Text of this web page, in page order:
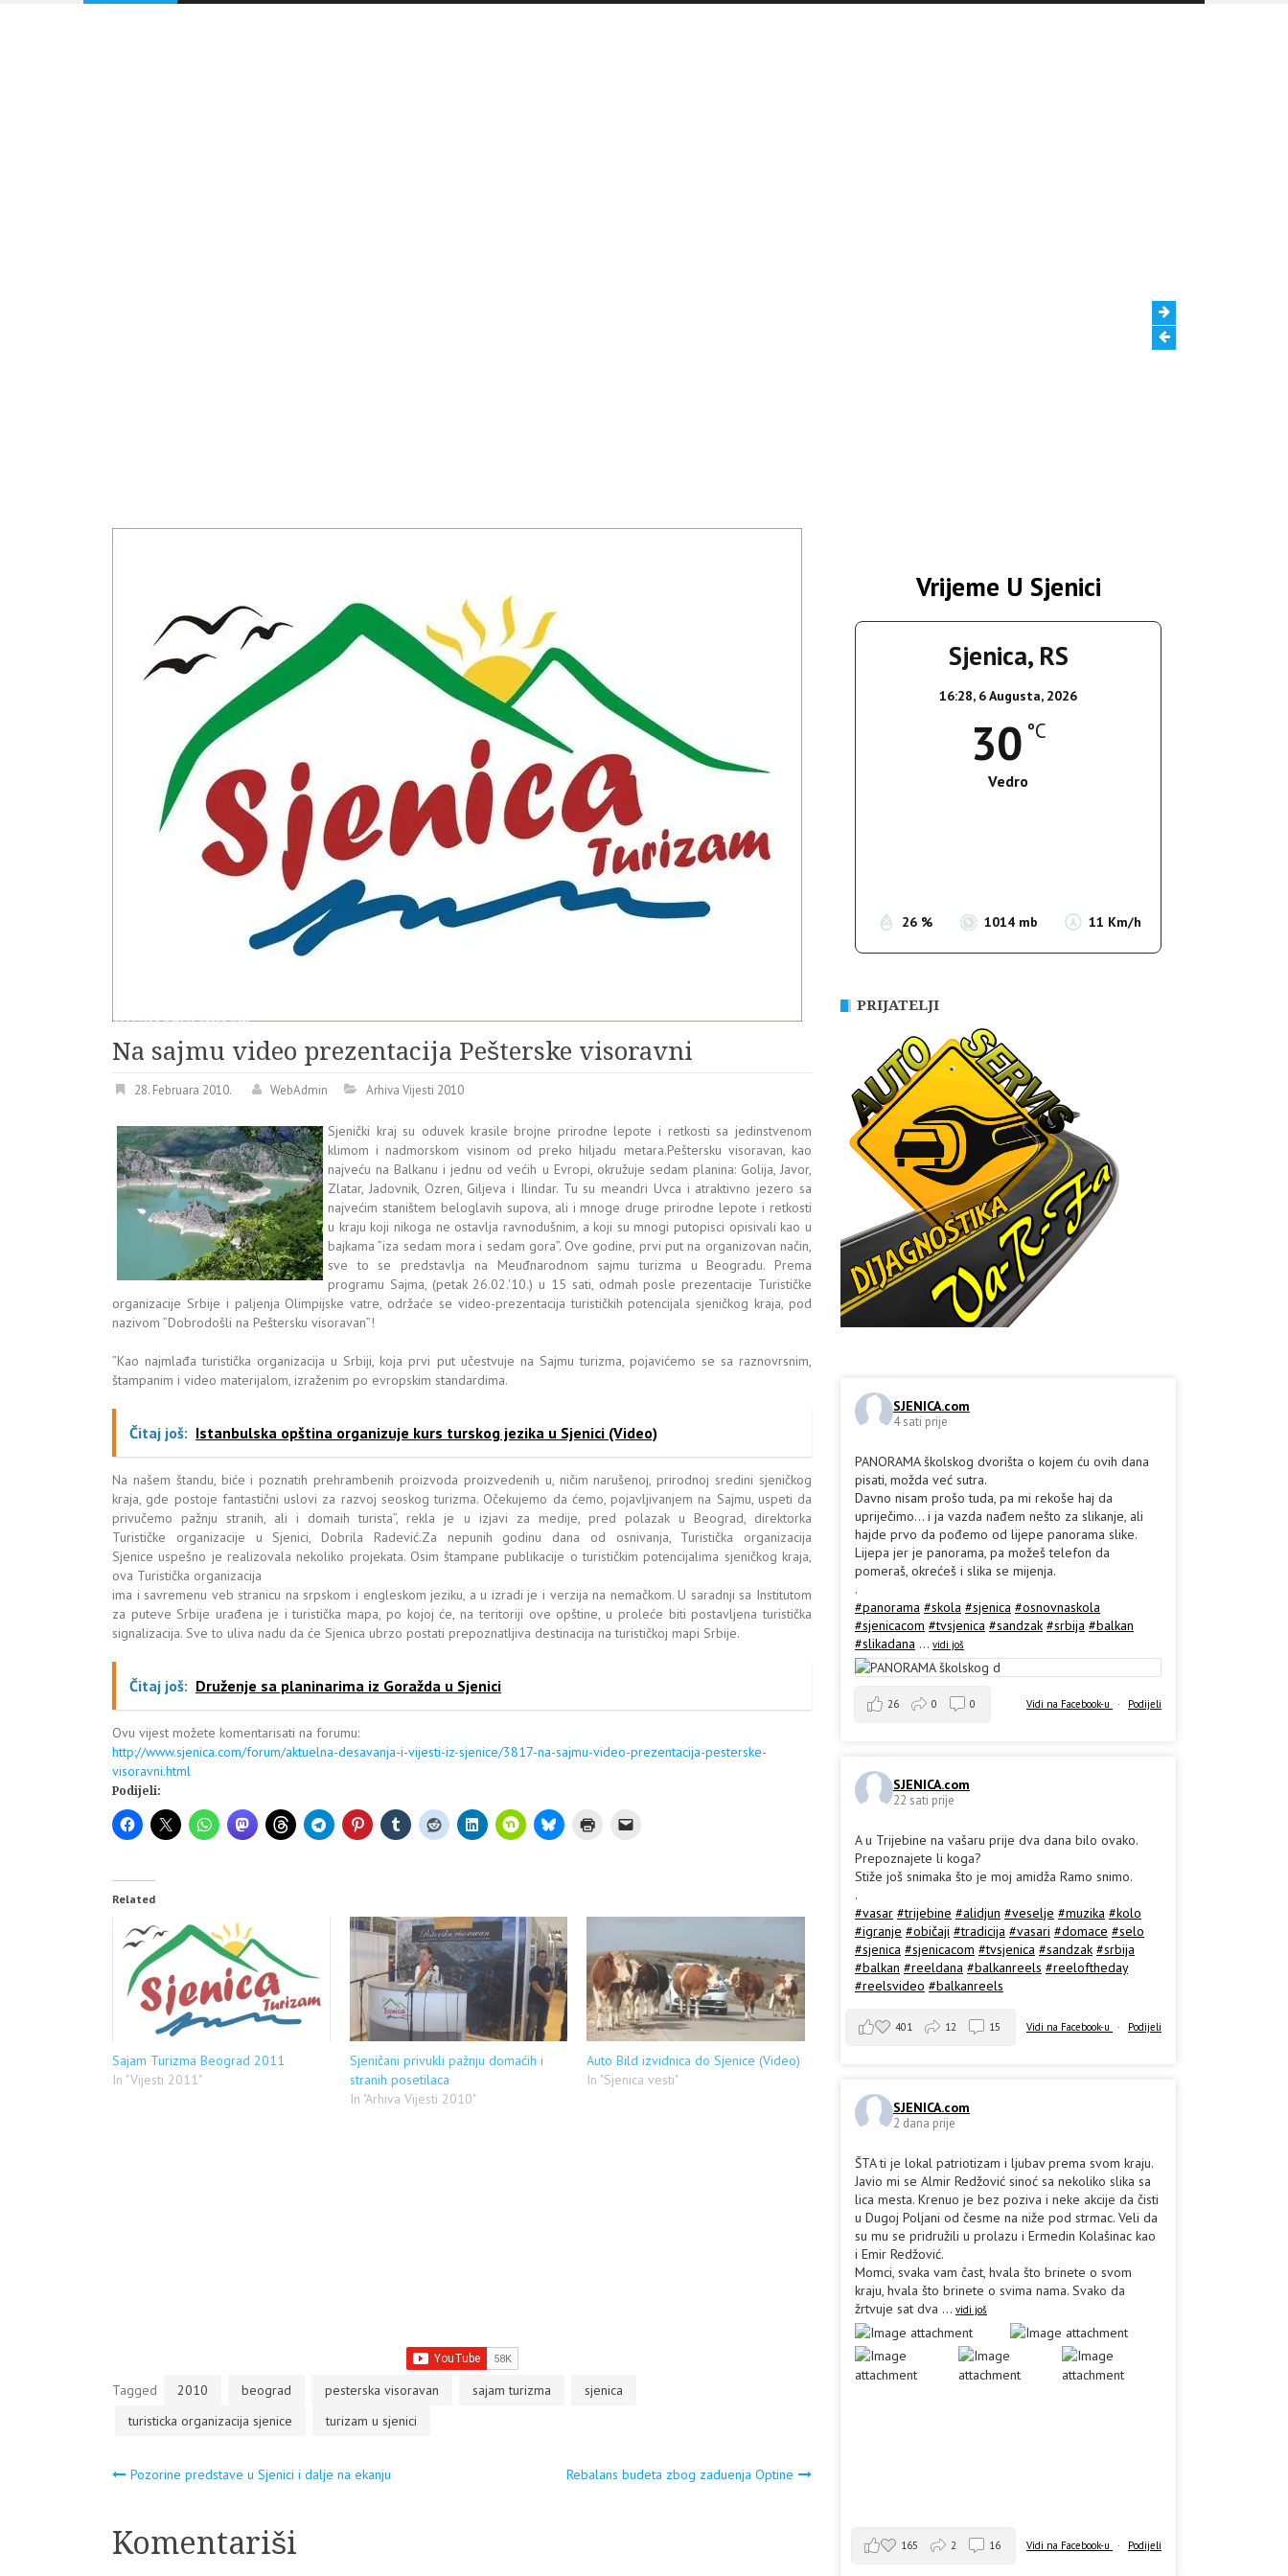
Na sajmu video prezentacija Pešterske visoravni
28. Februara 2010. WebAdmin Arhiva Vijesti 2010
Sjenički kraj su oduvek krasile brojne prirodne lepote i retkosti sa jedinstvenom
klimom i nadmorskom visinom od preko hiljadu metara.Peštersku visoravan, kao
najveću na Balkanu i jednu od većih u Evropi, okružuje sedam planina: Golija, Javor,
Zlatar, Jadovnik, Ozren, Giljeva i Ilindar. Tu su meandri Uvca i atraktivno jezero sa
najvećim staništem beloglavih supova, ali i mnoge druge prirodne lepote i retkosti
u kraju koji nikoga ne ostavlja ravnodušnim, a koji su mnogi putopisci opisivali kao u
bajkama ”iza sedam mora i sedam gora”. Ove godine, prvi put na organizovan način,
sve to se predstavlja na Meuđnarodnom sajmu turizma u Beogradu. Prema
programu Sajma, (petak 26.02.'10.) u 15 sati, odmah posle prezentacije Turističke
organizacije Srbije i paljenja Olimpijske vatre, održaće se video-prezentacija turističkih potencijala sjeničkog kraja, pod
nazivom ”Dobrodošli na Peštersku visoravan”!
”Kao najmlađa turistička organizacija u Srbiji, koja prvi put učestvuje na Sajmu turizma, pojavićemo se sa raznovrsnim,
štampanim i video materijalom, izraženim po evropskim standardima.
Čitaj još: Istanbulska opština organizuje kurs turskog jezika u Sjenici (Video)
Na našem štandu, biće i poznatih prehrambenih proizvoda proizvedenih u, ničim narušenoj, prirodnoj sredini sjeničkog
kraja, gde postoje fantastični uslovi za razvoj seoskog turizma. Očekujemo da ćemo, pojavljivanjem na Sajmu, uspeti da
privučemo pažnju stranih, ali i domaih turista”, rekla je u izjavi za medije, pred polazak u Beograd, direktorka
Turističke organizacije u Sjenici, Dobrila Radević.Za nepunih godinu dana od osnivanja, Turistička organizacija
Sjenice uspešno je realizovala nekoliko projekata. Osim štampane publikacije o turističkim potencijalima sjeničkog kraja,
ova Turistička organizacija
ima i savremenu veb stranicu na srpskom i engleskom jeziku, a u izradi je i verzija na nemačkom. U saradnji sa Institutom
za puteve Srbije urađena je i turistička mapa, po kojoj će, na teritoriji ove opštine, u proleće biti postavljena turistička
signalizacija. Sve to uliva nadu da će Sjenica ubrzo postati prepoznatljiva destinacija na turističkoj mapi Srbije.
Čitaj još: Druženje sa planinarima iz Goražda u Sjenici
Ovu vijest možete komentarisati na forumu:
http://www.sjenica.com/forum/aktuelna-desavanja-i-vijesti-iz-sjenice/3817-na-sajmu-video-prezentacija-pesterske-
visoravni.html
Podijeli:
Related
Sajam Turizma Beograd 2011
In "Vijesti 2011"
Sjeničani privukli pažnju domaćih i
stranih posetilaca
In "Arhiva Vijesti 2010"
Auto Bild izvidnica do Sjenice (Video)
In "Sjenica vesti"
Tagged 2010 beograd pesterska visoravan sajam turizma
sjenica
turisticka organizacija sjenice
turizam u sjenici
Navigacija
članaka
Pozorine predstave u Sjenici i dalje na ekanju Rebalans budeta zbog zaduenja Optine
Komentariši
Vrijeme U Sjenici
Sjenica, RS
16:28, 6 Augusta, 2026
30 °C
Vedro
26 % 1014 mb 11 Km/h
PRIJATELJI
SJENICA.com
4 sati prije
PANORAMA školskog dvorišta o kojem ću ovih dana
pisati, možda već sutra.
Davno nisam prošo tuda, pa mi rekoše haj da
upriječimo... i ja vazda nađem nešto za slikanje, ali
hajde prvo da pođemo od lijepe panorama slike.
Lijepa jer je panorama, pa možeš telefon da
pomeraš, okrećeš i slika se mijenja.
.
#panorama #skola #sjenica #osnovnaskola
#sjenicacom #tvsjenica #sandzak #srbija #balkan
#slikadana ... vidi još
Vidi na Facebook-u · Podijeli
26 0 0
SJENICA.com
22 sati prije
A u Trijebine na vašaru prije dva dana bilo ovako.
Prepoznajete li koga?
Stiže još snimaka što je moj amidža Ramo snimo.
.
#vasar #trijebine #alidjun #veselje #muzika #kolo
#igranje #običaji #tradicija #vasari #domace #selo
#sjenica #sjenicacom #tvsjenica #sandzak #srbija
#balkan #reeldana #balkanreels #reeloftheday
#reelsvideo #balkanreels
Vidi na Facebook-u · Podijeli
401 12 15
SJENICA.com
2 dana prije
ŠTA ti je lokal patriotizam i ljubav prema svom kraju.
Javio mi se Almir Redžović sinoć sa nekoliko slika sa
lica mesta. Krenuo je bez poziva i neke akcije da čisti
u Dugoj Poljani od česme na niže pod strmac. Veli da
su mu se pridružili u prolazu i Ermedin Kolašinac kao
i Emir Redžović.
Momci, svaka vam čast, hvala što brinete o svom
kraju, hvala što brinete o svima nama. Svako da
žrtvuje sat dva ... vidi još
Vidi na Facebook-u · Podijeli
165 2 16